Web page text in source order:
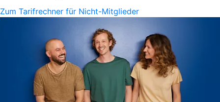
Zum Tarifrechner für Nicht-Mitglieder